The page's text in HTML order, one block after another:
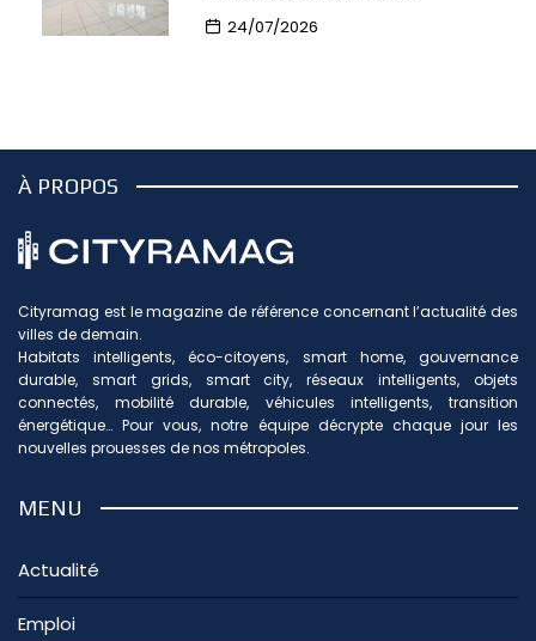
24/07/2026
À PROPOS
Cityramag est le magazine de référence concernant l’actualité des
villes de demain.
Habitats intelligents, éco-citoyens, smart home, gouvernance
durable, smart grids, smart city, réseaux intelligents, objets
connectés, mobilité durable, véhicules intelligents, transition
énergétique… Pour vous, notre équipe décrypte chaque jour les
nouvelles prouesses de nos métropoles.
MENU
Actualité
Emploi